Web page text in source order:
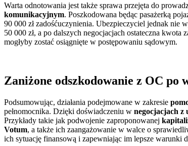
Warta odnotowania jest także sprawa przejęta do
komunikacyjnym. Poszkodowana będąc pasażerką
90 000 zł zadośćuczynienia. Ubezpieczyciel jednak nie
50 000 zł, a po dalszych negocjacjach ostateczna kwota
mogłyby zostać osiągnięte w postępowaniu sądowym.
Zaniżone odszkodowanie z OC po
Podsumowując, działania podejmowane w zakresie
pełnomocnika. Dzięki doświadczeniu w negocjacjach z
Przykłady takie jak podwojenie zaproponowanej
Votum, a także ich zaangażowanie w walce o
ich sytuację finansową i zapewniając im lepsze warunki